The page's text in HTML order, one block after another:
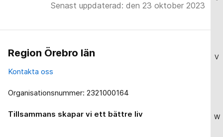
V
W
Senast uppdaterad: den 23 oktober 2023
Region Örebro län
Kontakta oss
Organisationsnummer: 2321000164
Tillsammans skapar vi ett bättre liv